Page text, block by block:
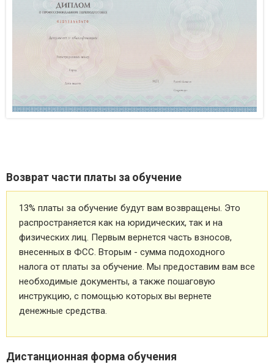
Возврат части платы за обучение
13% платы за обучение будут вам возвращены. Это
распространяется как на юридических, так и на
физических лиц. Первым вернется часть взносов,
внесенных в ФСС. Вторым - сумма подоходного
налога от платы за обучение. Мы предоставим вам все
необходимые документы, а также пошаговую
инструкцию, с помощью которых вы вернете
денежные средства.
Дистанционная форма обучения